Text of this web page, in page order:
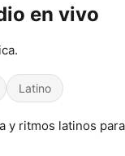
en vivo
Latino
y ritmos latinos